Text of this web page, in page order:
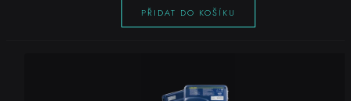
PŘIDAT DO KOŠÍKU